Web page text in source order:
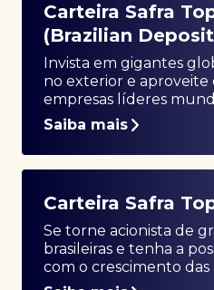
Carteira Safra
(Brazilian
Invista em gigantes
no exterior e aproveite
empresas líderes
Saiba mais
Carteira Safra
Se torne acionista de
brasileiras e tenha a
com o crescimento das